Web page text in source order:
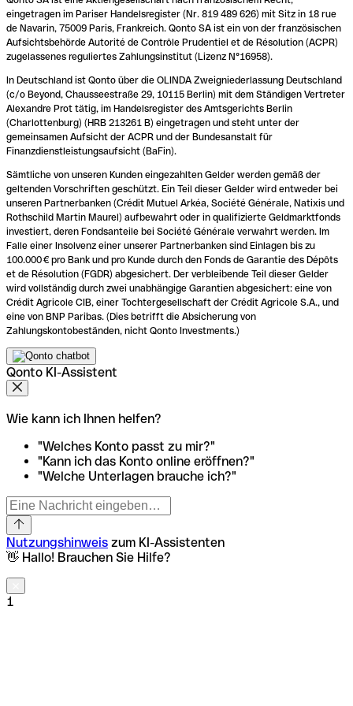
eingetragen im Pariser Handelsregister (Nr. 819 489 626) mit Sitz in 18 rue
de Navarin, 75009 Paris, Frankreich. Qonto SA ist ein von der französischen
Aufsichtsbehörde Autorité de Contrôle Prudentiel et de Résolution (ACPR)
zugelassenes reguliertes Zahlungsinstitut (Lizenz N°16958).
In Deutschland ist Qonto über die OLINDA Zweigniederlassung Deutschland
(c/o Beyond, Chausseestraße 29, 10115 Berlin) mit dem Ständigen Vertreter
Alexandre Prot tätig, im Handelsregister des Amtsgerichts Berlin
(Charlottenburg) (HRB 213261 B) eingetragen und steht unter der
gemeinsamen Aufsicht der ACPR und der Bundesanstalt für
Finanzdienstleistungsaufsicht (BaFin).
Sämtliche von unseren Kunden eingezahlten Gelder werden gemäß der
geltenden Vorschriften geschützt. Ein Teil dieser Gelder wird entweder bei
unseren Partnerbanken (Crédit Mutuel Arkéa, Société Générale, Natixis und
Rothschild Martin Maurel) aufbewahrt oder in qualifizierte Geldmarktfonds
investiert, deren Fondsanteile bei Société Générale verwahrt werden. Im
Falle einer Insolvenz einer unserer Partnerbanken sind Einlagen bis zu
100.000 € pro Bank und pro Kunde durch den Fonds de Garantie des Dépôts
et de Résolution (FGDR) abgesichert. Der verbleibende Teil dieser Gelder
wird vollständig durch zwei unabhängige Garantien abgesichert: eine von
Crédit Agricole CIB, einer Tochtergesellschaft der Crédit Agricole S.A., und
eine von BNP Paribas. (Dies betrifft die Absicherung von
Zahlungskontobeständen, nicht Qonto Investments.)
Qonto KI-Assistent
Wie kann ich Ihnen helfen?
"Welches Konto passt zu mir?"
"Kann ich das Konto online eröffnen?"
"Welche Unterlagen brauche ich?"
Nutzungshinweis zum KI-Assistenten
👋 Hallo! Brauchen Sie Hilfe?
1